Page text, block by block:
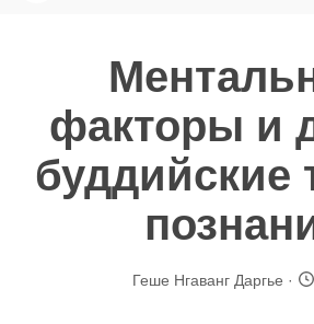
факторы и
буддийские
Геше Нгаванг Даргье